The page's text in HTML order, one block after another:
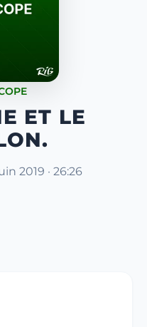
ET LE
2019 · 26:26